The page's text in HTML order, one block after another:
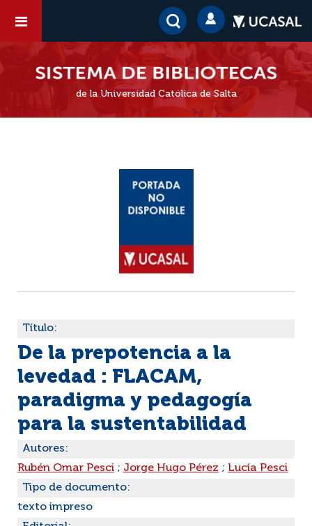
de la Universidad Católica de Salta
Título:
De la prepotencia a la
levedad : FLACAM,
paradigma y pedagogía
para la sustentabilidad
Autores:
Rubén Omar Pesci ; Jorge Hugo Pérez ; Lucía Pesci
Tipo de documento:
texto impreso